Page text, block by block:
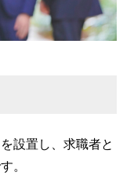
設置し、求職者と
。